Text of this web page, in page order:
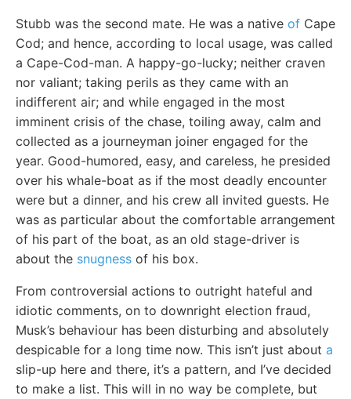
Stubb was the second mate. He was a native of Cape
Cod; and hence, according to local usage, was called
a Cape-Cod-man. A happy-go-lucky; neither craven
nor valiant; taking perils as they came with an
indifferent air; and while engaged in the most
imminent crisis of the chase, toiling away, calm and
collected as a journeyman joiner engaged for the
year. Good-humored, easy, and careless, he presided
over his whale-boat as if the most deadly encounter
were but a dinner, and his crew all invited guests. He
was as particular about the comfortable arrangement
of his part of the boat, as an old stage-driver is
about the snugness of his box.
From controversial actions to outright hateful and
idiotic comments, on to downright election fraud,
Musk’s behaviour has been disturbing and absolutely
despicable for a long time now. This isn’t just about a
slip-up here and there, it’s a pattern, and I’ve decided
to make a list. This will in no way be complete, but